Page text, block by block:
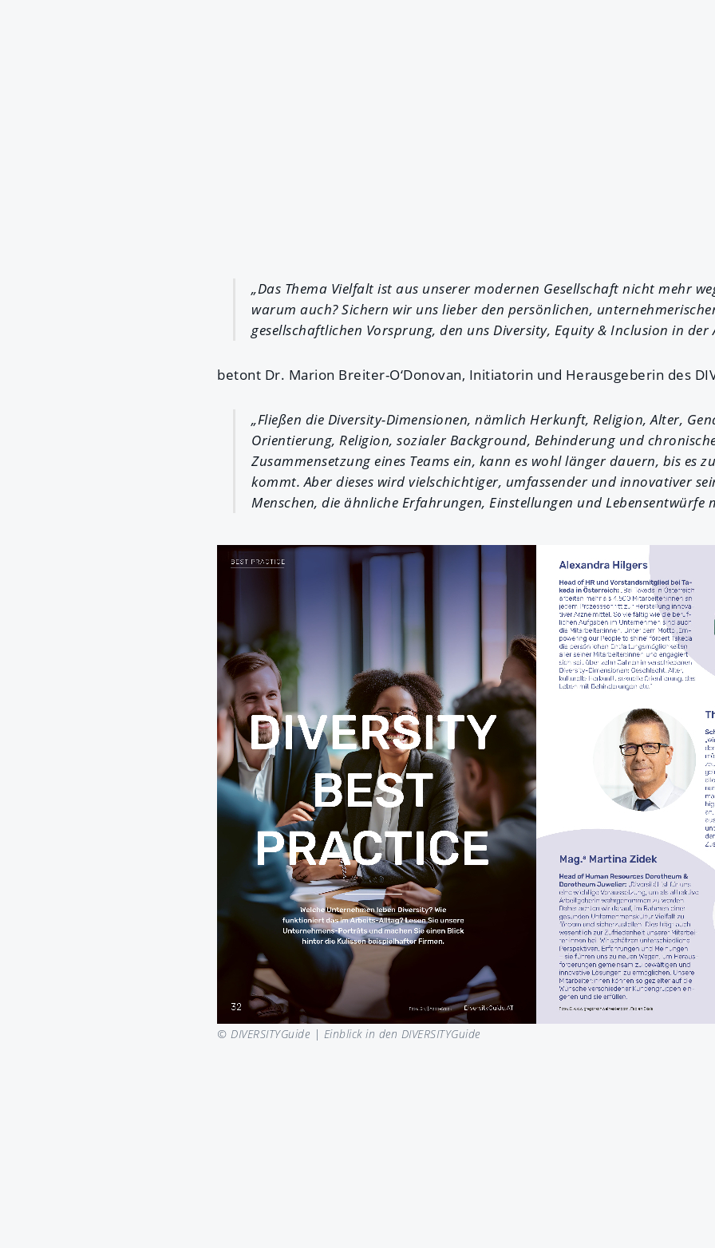
„Das Thema Vielfalt ist aus unserer modernen Gesellschaft nicht mehr
warum auch? Sichern wir uns lieber den persönlichen,
gesellschaftlichen Vorsprung, den uns Diversity, Equity & Inclusion in der
betont Dr. Marion Breiter-O‘Donovan, Initiatorin und Herausgeberin des
„Fließen die Diversity-Dimensionen, nämlich Herkunft, Religion, Alter,
Orientierung, Religion, sozialer Background, Behinderung und
Zusammensetzung eines Teams ein, kann es wohl länger dauern, bis es
kommt. Aber dieses wird vielschichtiger, umfassender und innovativer
Menschen, die ähnliche Erfahrungen, Einstellungen und Lebensentwürfe
© DIVERSITYGuide | Einblick in den DIVERSITYGuide